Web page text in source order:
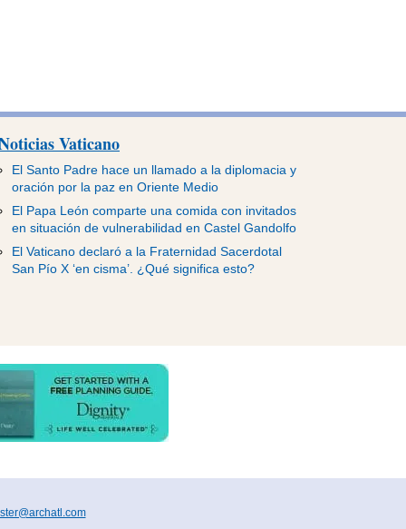
Vaticano
El Santo Padre hace un llamado a la diplomacia y
oración por la paz en Oriente Medio
El Papa León comparte una comida con invitados
en situación de vulnerabilidad en Castel Gandolfo
El Vaticano declaró a la Fraternidad Sacerdotal
San Pío X ‘en cisma’. ¿Qué significa esto?